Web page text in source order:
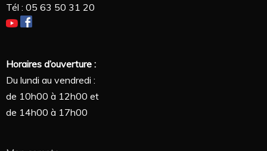
Tél : 05 63 50 31 20
Horaires d’ouverture :
Du lundi au vendredi :
de 10h00 à 12h00 et
de 14h00 à 17h00